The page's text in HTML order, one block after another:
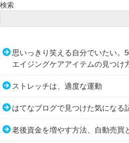
検索
思いっきり笑える自分でいたい。
エイジングケアアイテムの見つけ
ストレッチは、適度な運動
はてなブログで見つけた気になる
老後資金を増やす方法、自動売買